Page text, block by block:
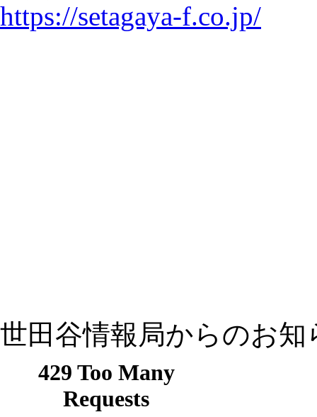
https://setagaya-f.co.jp/
世田谷情報局からのお知